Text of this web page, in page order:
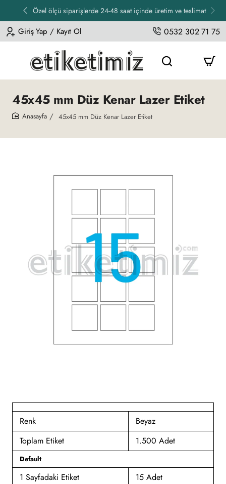
Özel ölçü siparişlerde 24-48 saat içinde üretim ve teslimat
Giriş Yap / Kayıt Ol 0532 302 71 75
45x45 mm Düz Kenar Lazer Etiket
45x45 mm Düz Kenar Lazer Etiket
Renk
Beyaz
Toplam Etiket
1.500 Adet
Default
1 Sayfadaki Etiket 15 Adet